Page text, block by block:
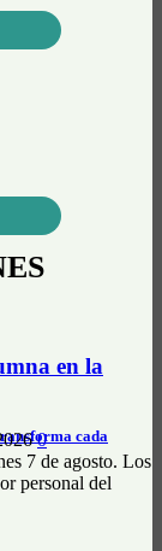
cada
en la
0
7 de agosto. Los
personal del